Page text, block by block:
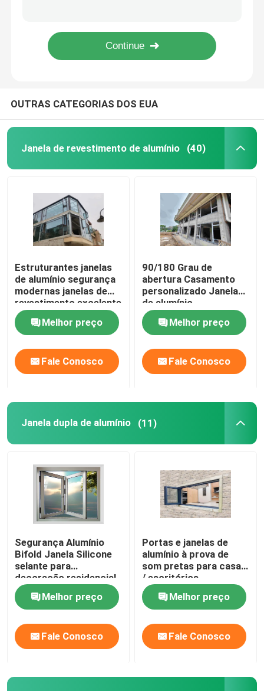
Windows deslizante de alumínio
Pergola de alumínio exterior
Sunroom de vidro do telhado
Portas de correr de alumínio
Portas de revestimento de alumínio
portas de alumínio do pivô
Portas francesas de alumínio
OUTRAS CATEGORIAS DOS EUA
Janela de revestimento de alumínio (40)
Estruturantes janelas
de alumínio segurança
modernas janelas de
revestimento excelente
resistência ao vento
pressãoMelhor preço
Fale Conosco
90/180 Grau de
abertura Casamento
personalizado Janela
de alumínio
impermeável
Melhor preço
Fale Conosco
Janela dupla de alumínio (11)
Segurança Alumínio
Bifold Janela Silicone
selante para
decoração residencial
Melhor preço
Fale Conosco
Portas e janelas de
alumínio à prova de
som pretas para casas
/ escritórios
Melhor preço
Fale Conosco